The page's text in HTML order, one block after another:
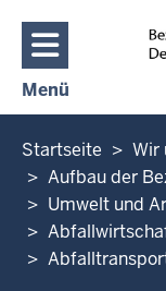
Menü
Sie
befinden
sich
hier
Startseite
Wir
Aufbau der
Umwelt und